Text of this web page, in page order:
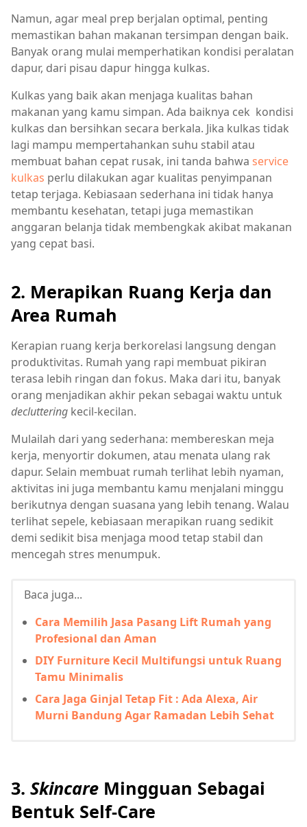
Namun, agar meal prep berjalan optimal, penting
memastikan bahan makanan tersimpan dengan baik.
Banyak orang mulai memperhatikan kondisi peralatan
dapur, dari pisau dapur hingga kulkas.
Kulkas yang baik akan menjaga kualitas bahan
makanan yang kamu simpan. Ada baiknya cek kondisi
kulkas dan bersihkan secara berkala. Jika kulkas tidak
lagi mampu mempertahankan suhu stabil atau
membuat bahan cepat rusak, ini tanda bahwa service
kulkas perlu dilakukan agar kualitas penyimpanan
tetap terjaga. Kebiasaan sederhana ini tidak hanya
membantu kesehatan, tetapi juga memastikan
anggaran belanja tidak membengkak akibat makanan
yang cepat basi.
2. Merapikan Ruang Kerja dan
Area Rumah
Kerapian ruang kerja berkorelasi langsung dengan
produktivitas. Rumah yang rapi membuat pikiran
terasa lebih ringan dan fokus. Maka dari itu, banyak
orang menjadikan akhir pekan sebagai waktu untuk
decluttering kecil-kecilan.
Mulailah dari yang sederhana: membereskan meja
kerja, menyortir dokumen, atau menata ulang rak
dapur. Selain membuat rumah terlihat lebih nyaman,
aktivitas ini juga membantu kamu menjalani minggu
berikutnya dengan suasana yang lebih tenang. Walau
terlihat sepele, kebiasaan merapikan ruang sedikit
demi sedikit bisa menjaga mood tetap stabil dan
mencegah stres menumpuk.
Baca juga...
Cara Memilih Jasa Pasang Lift Rumah yang
Profesional dan Aman
DIY Furniture Kecil Multifungsi untuk Ruang
Tamu Minimalis
Cara Jaga Ginjal Tetap Fit : Ada Alexa, Air
Murni Bandung Agar Ramadan Lebih Sehat
3. Skincare Mingguan Sebagai
Bentuk Self-Care